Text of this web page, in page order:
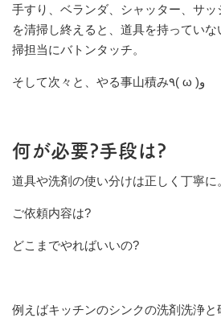
手すり、ベランダ、シャッター、サ
を清掃し終えると、道具を持ってい
掃担当にバトンタッチ。
そして次々と、やる事山積み٩( ω )و
何が必要?手段は?
道具や洗剤の使い分けは正しく丁寧に
ご依頼内容は?
どこまでやればいいの?
例えばキッチンのシンクの洗剤洗浄と